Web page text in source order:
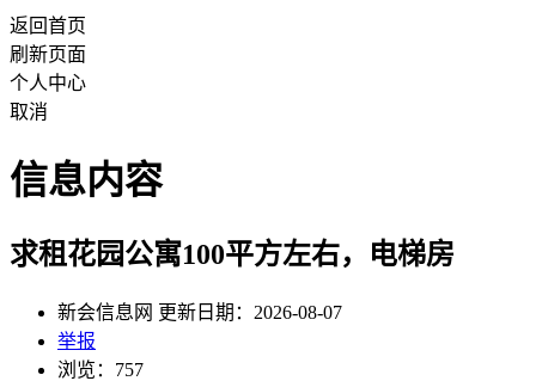
返回首页
刷新页面
个人中心
取消
信息内容
求租花园公寓100平方左右，电梯房
新会信息网 更新日期：2026-08-07
举报
浏览：757